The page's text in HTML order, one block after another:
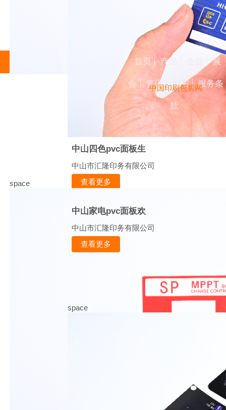
中山四色pvc面板生
中山市汇隆印务有限公司
查看更多
space
中山家电pvc面板欢
中山市汇隆印务有限公司
查看更多
space
首页 产品 展
会 资讯 地图 服务条
款
中国印刷包装网